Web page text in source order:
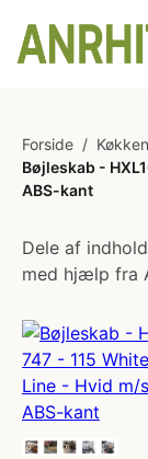
Forside /
Bøjleskab -
ABS-kant
Dele af
med hjælp fra